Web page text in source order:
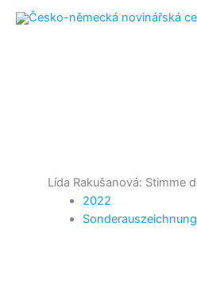
Lída Rakušanová: Stimme
2022
Sonderauszeichnung